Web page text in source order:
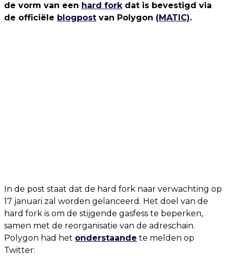
de vorm van een hard forkdat is bevestigd via
de officiële blogpost van Polygon (MATIC).
In de post staat dat de hard fork naar verwachting op
17 januari zal worden gelanceerd. Het doel van de
hard fork is om de stijgende gasfess te beperken,
samen met de reorganisatie van de adreschain.
Polygon had het onderstaande te melden op
Twitter: